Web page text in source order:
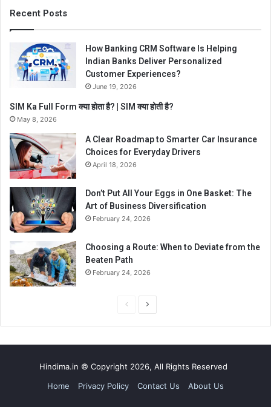
Recent Posts
How Banking CRM Software Is Helping
Indian Banks Deliver Personalized
Customer Experiences?
June 19, 2026
SIM Ka Full Form क्या होता है? | SIM क्या होती है?
May 8, 2026
A Clear Roadmap to Smarter Car Insurance
Choices for Everyday Drivers
April 18, 2026
Don’t Put All Your Eggs in One Basket: The
Art of Business Diversification
February 24, 2026
Choosing a Route: When to Deviate from the
Beaten Path
February 24, 2026
PreviousNext
Hindima.in © Copyright 2026, All Rights Reserved
Home
Privacy Policy Contact Us About Us